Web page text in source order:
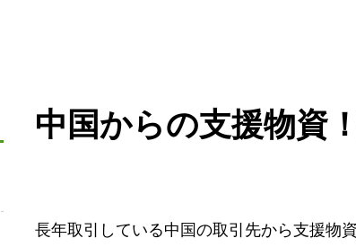
中国からの支援物資
長年取引している中国の取引先から支援物